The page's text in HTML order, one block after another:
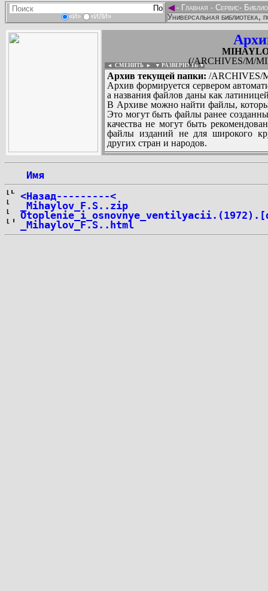
«И» «ИЛИ»
◄- Главная - Сервис-
Универсальная библиотека,
(/ARCHIVES/M/
◄ СМЕНИТЬ ► ▼ РАЗВЕРНУТЬ ▼
Архив текущей папки: /ARCHIVES/
Архив формируется сервером
а названия файлов даны как
В Архиве можно найти файлы,
Это могут быть файлы ранее
качества не могут быть
файлы изданий не для широкого
других стран и народов.
Имя
<Назад---------<
_Mihaylov_F.S..zip
_Mihaylov_F.S..html